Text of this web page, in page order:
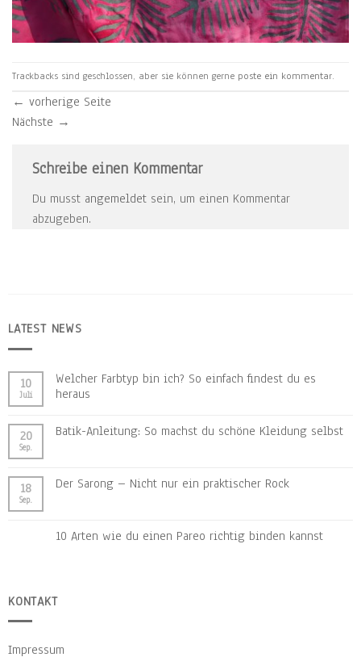
Trackbacks sind geschlossen, aber sie können gerne poste ein kommentar.
← vorherige Seite
Nächste →
Schreibe einen Kommentar
Du musst angemeldet sein, um einen Kommentar
abzugeben.
LATEST NEWS
10
Juli
Welcher Farbtyp bin ich? So einfach findest du es
heraus
20
Sep.
Batik-Anleitung: So machst du schöne Kleidung selbst
18
Sep.
Der Sarong – Nicht nur ein praktischer Rock
10 Arten wie du einen Pareo richtig binden kannst
KONTAKT
Impressum